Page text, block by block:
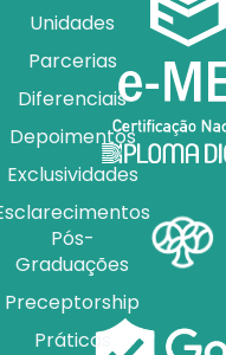
Unidades
Parcerias
Diferenciais
Depoimentos
Exclusividades
Pós-
Graduações
Preceptorship
Práticas